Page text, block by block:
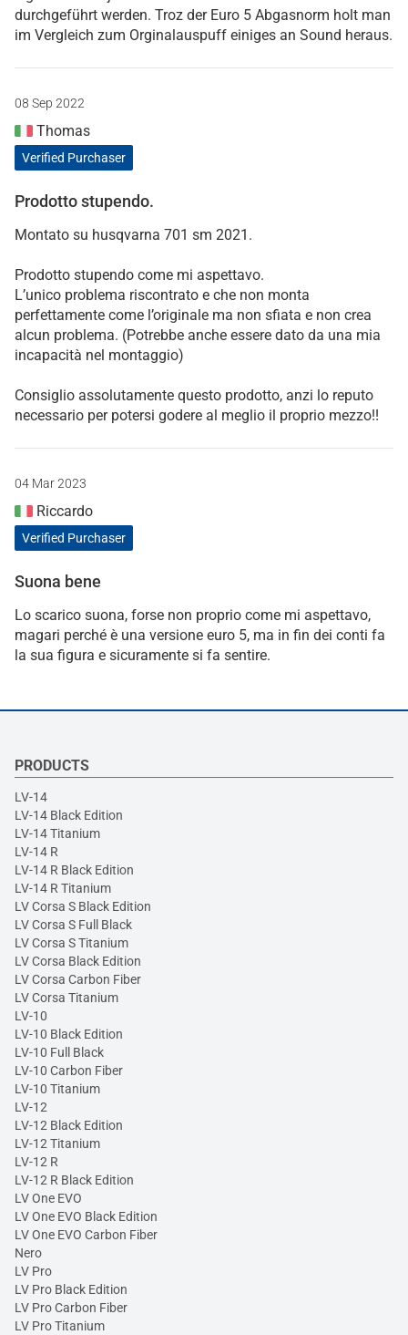
durchgeführt werden. Troz der Euro 5 Abgasnorm holt man
im Vergleich zum Orginalauspuff einiges an Sound heraus.
08 Sep 2022
Thomas
Verified Purchaser
Prodotto stupendo.
Montato su husqvarna 701 sm 2021.
Prodotto stupendo come mi aspettavo.
L’unico problema riscontrato e che non monta
perfettamente come l’originale ma non sfiata e non crea
alcun problema. (Potrebbe anche essere dato da una mia
incapacità nel montaggio)
Consiglio assolutamente questo prodotto, anzi lo reputo
necessario per potersi godere al meglio il proprio mezzo!!
04 Mar 2023
Riccardo
Verified Purchaser
Suona bene
Lo scarico suona, forse non proprio come mi aspettavo,
magari perché è una versione euro 5, ma in fin dei conti fa
la sua figura e sicuramente si fa sentire.
PRODUCTS
LV-14
LV-14 Black Edition
LV-14 Titanium
LV-14 R
LV-14 R Black Edition
LV-14 R Titanium
LV Corsa S Black Edition
LV Corsa S Full Black
LV Corsa S Titanium
LV Corsa Black Edition
LV Corsa Carbon Fiber
LV Corsa Titanium
LV-10
LV-10 Black Edition
LV-10 Full Black
LV-10 Carbon Fiber
LV-10 Titanium
LV-12
LV-12 Black Edition
LV-12 Titanium
LV-12 R
LV-12 R Black Edition
LV One EVO
LV One EVO Black Edition
LV One EVO Carbon Fiber
Nero
LV Pro
LV Pro Black Edition
LV Pro Carbon Fiber
LV Pro Titanium